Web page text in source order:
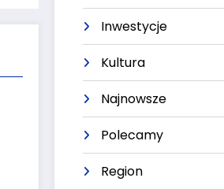
Inwestycje
Kultura
Najnowsze
Polecamy
Region